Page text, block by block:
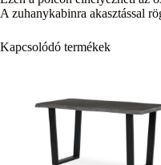
A zuhanykabinra akasztással
Kapcsolódó termékek